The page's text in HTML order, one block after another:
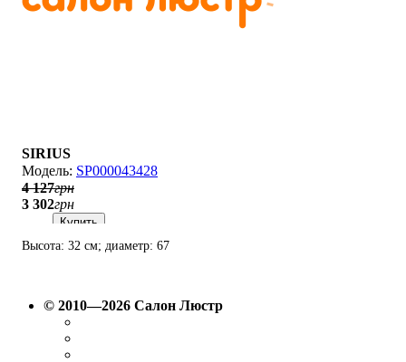
SIRIUS
SP000043428
4 127грн
3 302грн
Купить
Высота: 32 см; диаметр: 67
© 2010—2026 Салон Люстр